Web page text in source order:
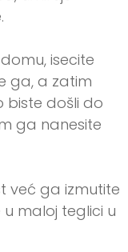
isecite
ga, a zatim
biste došli do
ga nanesite
već ga izmutite
maloj teglici u